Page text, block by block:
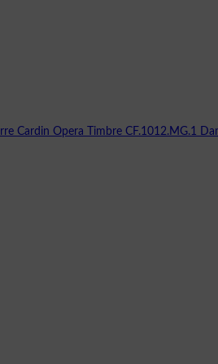
Cardin Opera Timbre CF.1012.MG.1